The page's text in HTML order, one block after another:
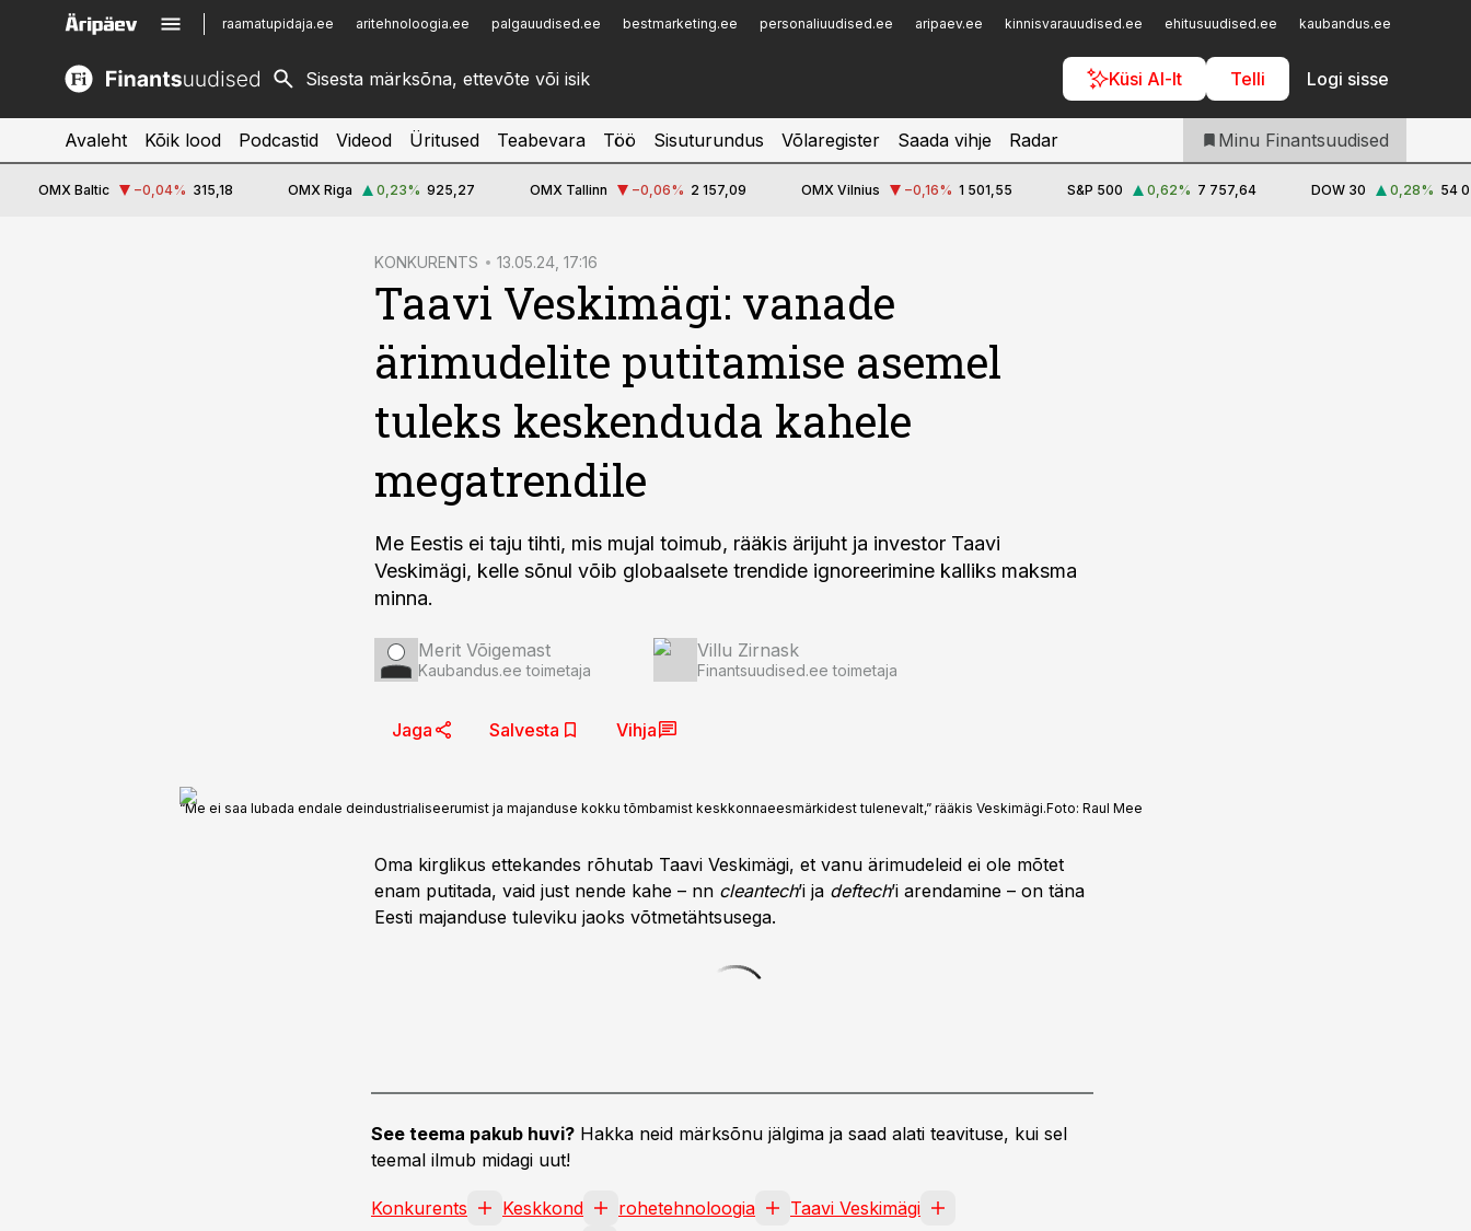
raamatupidaja.ee aritehnoloogia.ee palgauudised.ee bestmarketing.ee personaliuudised.ee aripaev.ee kinnisvarauudised.ee ehitusuudised.ee kaubandus.ee
Küsi AI-lt Telli Logi sisse
kinnisvarauudised.ee
logistikauudised.ee
imelineajalugu.ee
Infopank
Iseteenindus
Telli Finantsuudised
Avaleht Kõik lood Podcastid Videod Üritused Teabevara Töö Sisuturundus Võlaregister Saada vihje Radar Minu Finantsuudised
OMX Baltic −0,04% 315,18 OMX Riga 0,23% 925,27 OMX Tallinn −0,06% 2 157,09 OMX Vilnius −0,16% 1 501,55 S&P 500 0,62% 7 757,64 DOW 30 0,28% 54
KONKURENTS 13.05.24, 17:16
Taavi Veskimägi: vanade
ärimudelite putitamise asemel
tuleks keskenduda kahele
megatrendile
Me Eestis ei taju tihti, mis mujal toimub, rääkis ärijuht ja investor Taavi
Veskimägi, kelle sõnul võib globaalsete trendide ignoreerimine kalliks maksma
minna.
Merit Võigemast
Kaubandus.ee toimetaja
Villu Zirnask
Finantsuudised.ee toimetaja
Jaga Salvesta Vihja
“Me ei saa lubada endale deindustrialiseerumist ja majanduse kokku tõmbamist keskkonnaeesmärkidest tulenevalt,” rääkis Veskimägi.Foto: Raul Mee
Oma kirglikus ettekandes rõhutab Taavi Veskimägi, et vanu ärimudeleid ei ole mõtet
enam putitada, vaid just nende kahe – nn cleantech’i ja deftech’i arendamine – on täna
Eesti majanduse tuleviku jaoks võtmetähtsusega.
See teema pakub huvi? Hakka neid märksõnu jälgima ja saad alati teavituse, kui sel
teemal ilmub midagi uut!
Konkurents Keskkond rohetehnoloogia
Taavi Veskimägi